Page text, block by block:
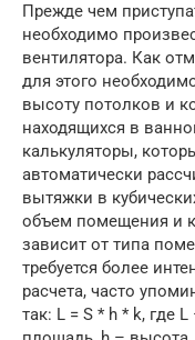
Прежде чем
необходимо
вентилятора. Как
для этого
высоту потолков и
находящихся в
калькуляторы,
автоматически
вытяжки в
объем помещения и
зависит от типа
требуется более
расчета, часто
так: L = S * h * k, где